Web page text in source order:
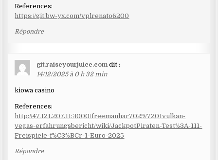
References:
https://git.bw-yx.com/vplrenato6200
Répondre
git.raiseyourjuice.com dit :
14/12/2025 à 0 h 32 min
kiowa casino
References:
http://47.121.207.11:3000/freemanhar7029/7201vulkan-
vegas-erfahrungsbericht/wiki/JackpotPiraten-Test%3A-111-
Freispiele-f%C3%BCr-1-Euro-2025
Répondre